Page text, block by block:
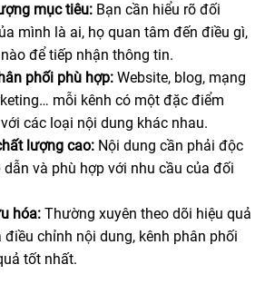
mục tiêu: Bạn cần hiểu rõ đối
mình là ai, họ quan tâm đến điều gì,
để tiếp nhận thông tin.
phối phù hợp: Website, blog, mạng
mỗi kênh có một đặc điểm
các loại nội dung khác nhau.
lượng cao: Nội dung cần phải độc
và phù hợp với nhu cầu của đối
hóa: Thường xuyên theo dõi hiệu quả
điều chỉnh nội dung, kênh phân phối
tốt nhất.